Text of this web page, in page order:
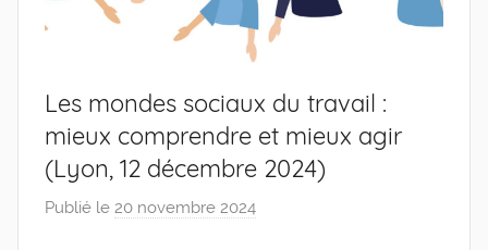
Les mondes sociaux du travail :
mieux comprendre et mieux agir
(Lyon, 12 décembre 2024)
Publié le 20 novembre 2024